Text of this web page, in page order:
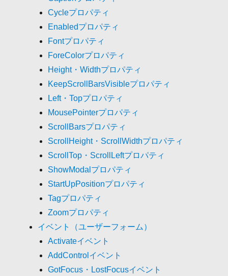
Cycleプロパティ
Enabledプロパティ
Fontプロパティ
ForeColorプロパティ
Height・Widthプロパティ
KeepScrollBarsVisibleプロパティ
Left・Topプロパティ
MousePointerプロパティ
ScrollBarsプロパティ
ScrollHeight・ScrollWidthプロパティ
ScrollTop・ScrollLeftプロパティ
ShowModalプロパティ
StartUpPositionプロパティ
Tagプロパティ
Zoomプロパティ
イベント（ユーザーフォーム）
Activateイベント
AddControlイベント
GotFocus・LostFocusイベント